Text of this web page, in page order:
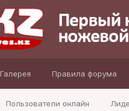
Пользователи онлайн
Галерея Правила форума